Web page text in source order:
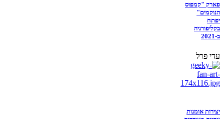
פארק "קמפוס
הנוקמים"
יפתח
בקליפורניה
ב-2021
עדי פרל
יצירות אומנות